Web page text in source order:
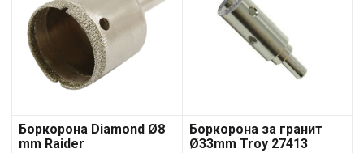
Боркорона Diamond Ø8
mm Raider
Боркорона за гранит
Ø33mm Troy 27413